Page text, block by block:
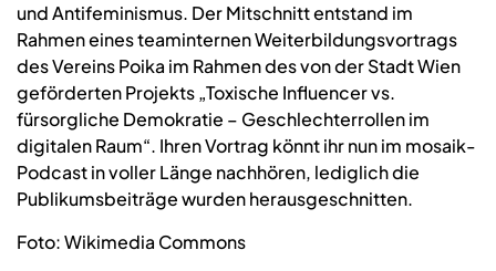
und Antifeminismus. Der Mitschnitt entstand im
Rahmen eines teaminternen Weiterbildungsvortrags
des Vereins Poika im Rahmen des von der Stadt Wien
geförderten Projekts „Toxische Influencer vs.
fürsorgliche Demokratie – Geschlechterrollen im
digitalen Raum“. Ihren Vortrag könnt ihr nun im mosaik-
Podcast in voller Länge nachhören, lediglich die
Publikumsbeiträge wurden herausgeschnitten.
Foto: Wikimedia Commons